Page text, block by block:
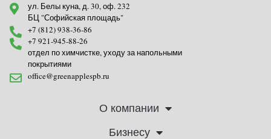
О компании
Бизнесу
ул. Белы куна, д. 30, оф. 232
БЦ "Софийская площадь"
+7 (812) 938-36-86
+7 921-945-88-26
отдел по химчистке, уходу за напольными
покрытиями
office@greenapplespb.ru